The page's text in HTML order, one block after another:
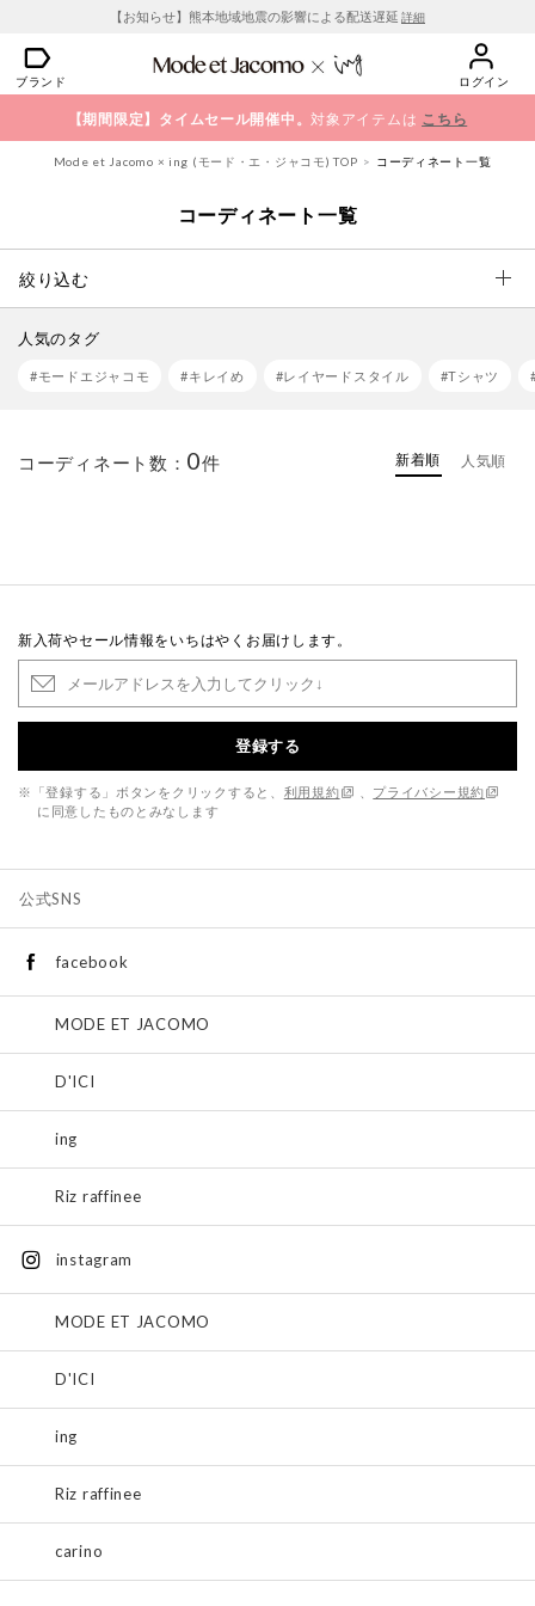
【お知らせ】熊本地域地震の影響による配送遅延 詳細
ブランド ログイン
【期間限定】タイムセール開催中。対象アイテムは こちら
Mode et Jacomo × ing (モード・エ・ジャコモ) TOP コーディネート一覧
コーディネート一覧
絞り込む
人気のタグ
#モードエジャコモ #キレイめ #レイヤードスタイル #Tシャツ
コーディネート数： 0件 新着順 人気順
新入荷やセール情報をいちはやくお届けします。
登録する
※「登録する」ボタンをクリックすると、 利用規約
プライバシー規約
に同意したものとみなします
公式SNS
facebook
MODE ET JACOMO
D'ICI
ing
Riz raffinee
instagram
MODE ET JACOMO
D'ICI
ing
Riz raffinee
carino